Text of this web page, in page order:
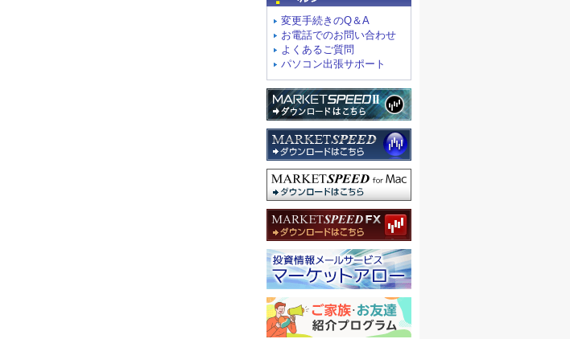
変更手続きのQ＆A
お電話でのお問い合わせ
よくあるご質問
パソコン出張サポート